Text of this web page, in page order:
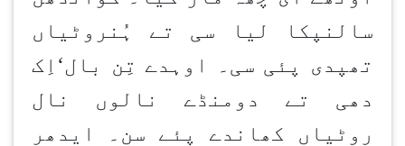
سالن پکا لیا سی تے ہُن روٹیاں
تھپدی پئی سی۔ اوہدے تِن بال‘ اِک
دھی تے دومنڈے نالوں نال
روٹیاں کھاندے پئے سن۔ ایدھر